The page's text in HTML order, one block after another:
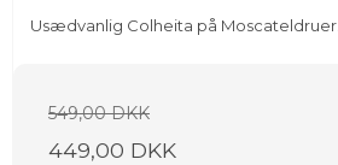
Usædvanlig Colheita på Moscateldruer.
549,00 DKK
449,00 DKK